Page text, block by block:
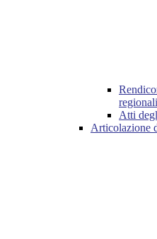
Atti
Articolazione